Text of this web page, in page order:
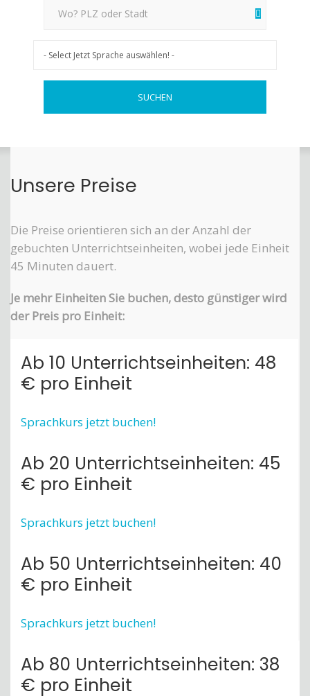
Unsere Preise
Die Preise orientieren sich an der Anzahl der
gebuchten Unterrichtseinheiten, wobei jede Einheit
45 Minuten dauert.
Je mehr Einheiten Sie buchen, desto günstiger wird
der Preis pro Einheit:
Ab 10 Unterrichtseinheiten: 48
€ pro Einheit
Sprachkurs jetzt buchen!
Ab 20 Unterrichtseinheiten: 45
€ pro Einheit
Sprachkurs jetzt buchen!
Ab 50 Unterrichtseinheiten: 40
€ pro Einheit
Sprachkurs jetzt buchen!
Ab 80 Unterrichtseinheiten: 38
€ pro Einheit